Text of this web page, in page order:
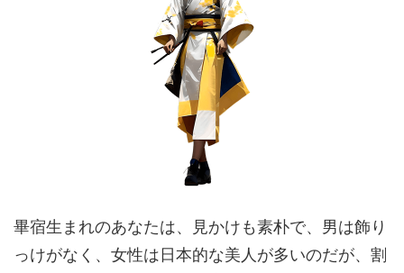
畢宿生まれのあなたは、見かけも素朴で、男は飾り
っけがなく、女性は日本的な美人が多いのだが、割